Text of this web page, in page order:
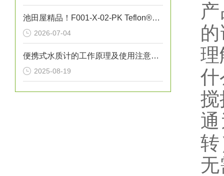
池田屋精品！F001-X-02-PK Teflon®真空吸笔技术参数
2026-07-04
便携式水质计的工作原理及使用注意事项
2025-08-19
理
什
搅